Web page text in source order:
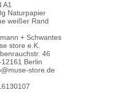
A1
Naturpapier
weißer Rand
+ Schwantes
store e.K.
46
12161 Berlin
store.de